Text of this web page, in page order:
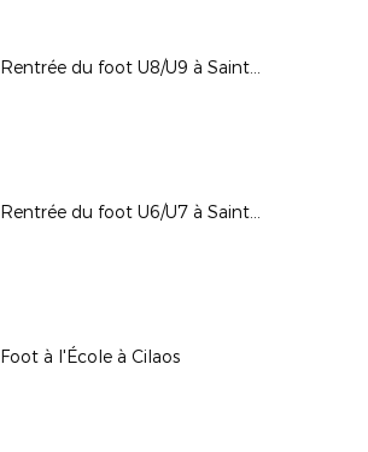
Rentrée du foot U8/U9 à Saint André
Rentrée du foot U6/U7 à Saint André
Foot à l'École à Cilaos